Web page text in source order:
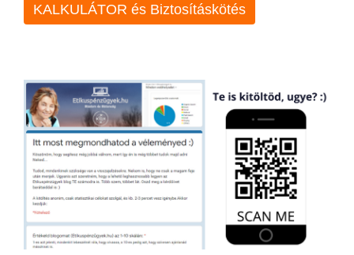
KALKULÁTOR és Biztosításkötés